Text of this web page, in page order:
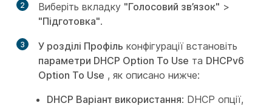
2 Виберіть вкладку "Голосовий зв’язок" >
"Підготовка".
3 У розділі Профіль конфігурації встановіть
параметри DHCP Option To Use та DHCPv6
Option To Use , як описано нижче:
DHCP Варіант використання: DHCP опції,